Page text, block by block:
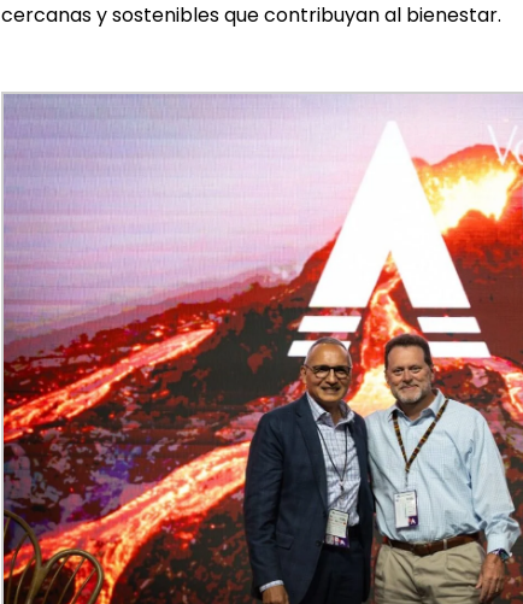
cercanas y sostenibles que contribuyan al bienestar.